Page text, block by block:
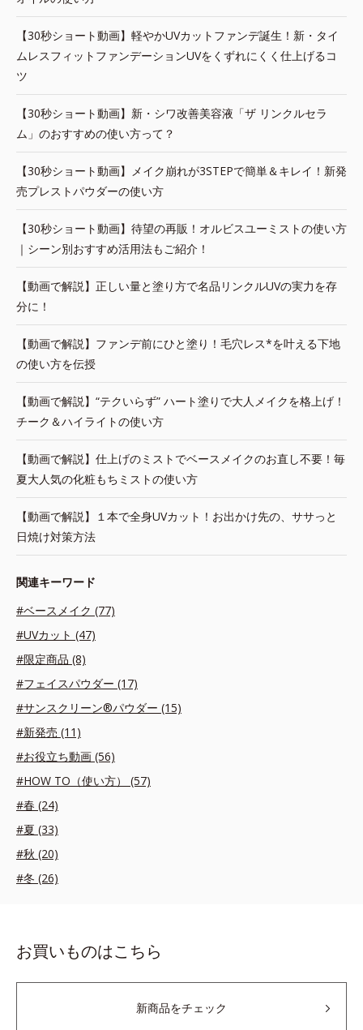
【30秒ショート動画】軽やかUVカットファンデ誕生！新・タイ
ムレスフィットファンデーションUVをくずれにくく仕上げるコ
ツ
【30秒ショート動画】新・シワ改善美容液「ザ リンクルセラ
ム」のおすすめの使い方って？
【30秒ショート動画】メイク崩れが3STEPで簡単＆キレイ！新発
売プレストパウダーの使い方
【30秒ショート動画】待望の再販！オルビスユーミストの使い方
｜シーン別おすすめ活用法もご紹介！
【動画で解説】正しい量と塗り方で名品リンクルUVの実力を存
分に！
【動画で解説】ファンデ前にひと塗り！毛穴レス*を叶える下地
の使い方を伝授
【動画で解説】“テクいらず” ハート塗りで大人メイクを格上げ！
チーク＆ハイライトの使い方
【動画で解説】仕上げのミストでベースメイクのお直し不要！毎
夏大人気の化粧もちミストの使い方
【動画で解説】１本で全身UVカット！お出かけ先の、ササっと
日焼け対策方法
関連キーワード
#ベースメイク (77)
#UVカット (47)
#限定商品 (8)
#フェイスパウダー (17)
#サンスクリーン®パウダー (15)
#新発売 (11)
#お役立ち動画 (56)
#HOW TO（使い方） (57)
#春 (24)
#夏 (33)
#秋 (20)
#冬 (26)
お買いものはこちら
新商品をチェック